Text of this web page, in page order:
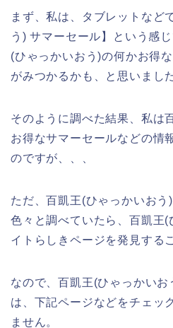
まず、私は、タブレットなど
う) サマーセール】という感
(ひゃっかいおう)の何かお得
がみつかるかも、と思いまし
そのように調べた結果、私は
お得なサマーセールなどの情
のですが、、、
ただ、百凱王(ひゃっかいお
色々と調べていたら、百凱王
イトらしきページを発見する
なので、百凱王(ひゃっかい
は、下記ページなどをチェッ
ません。